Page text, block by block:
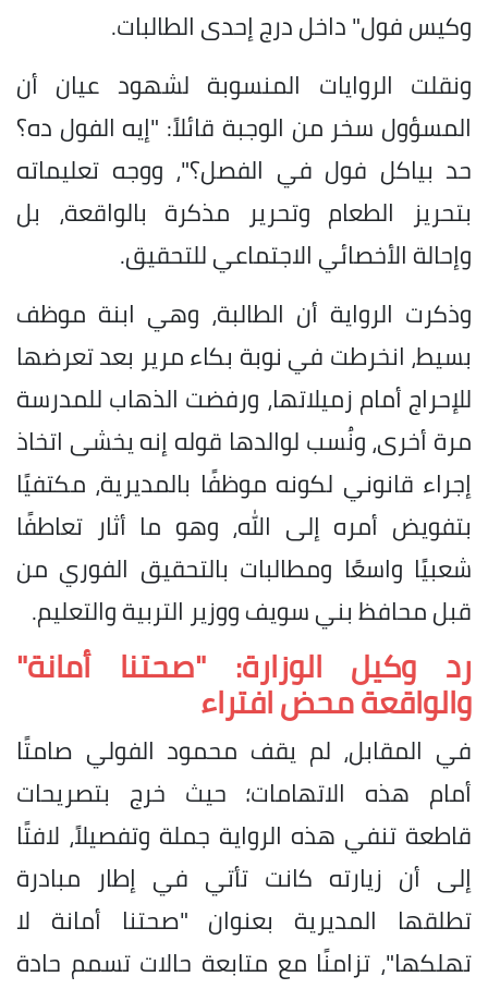
وكيس فول" داخل درج إحدى الطالبات.
ونقلت الروايات المنسوبة لشهود عيان أن
المسؤول سخر من الوجبة قائلاً: "إيه الفول ده؟
حد بياكل فول في الفصل؟"، ووجه تعليماته
بتحريز الطعام وتحرير مذكرة بالواقعة، بل
وإحالة الأخصائي الاجتماعي للتحقيق.
​وذكرت الرواية أن الطالبة، وهي ابنة موظف
بسيط، انخرطت في نوبة بكاء مرير بعد تعرضها
للإحراج أمام زميلاتها، ورفضت الذهاب للمدرسة
مرة أخرى، ونُسب لوالدها قوله إنه يخشى اتخاذ
إجراء قانوني لكونه موظفًا بالمديرية، مكتفيًا
بتفويض أمره إلى الله، وهو ما أثار تعاطفًا
شعبيًا واسعًا ومطالبات بالتحقيق الفوري من
قبل محافظ بني سويف ووزير التربية والتعليم.
رد وكيل الوزارة: "صحتنا أمانة"
والواقعة محض افتراء
​في المقابل، لم يقف محمود الفولي صامتًا
أمام هذه الاتهامات؛ حيث خرج بتصريحات
قاطعة تنفي هذه الرواية جملة وتفصيلاً، لافتًا
إلى أن زيارته كانت تأتي في إطار مبادرة
تطلقها المديرية بعنوان "صحتنا أمانة لا
تهلكها"، تزامنًا مع متابعة حالات تسمم حادة